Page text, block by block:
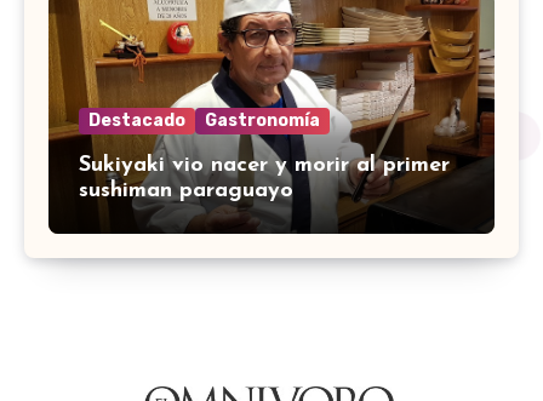
Destacado Gastronomía
Sukiyaki vio nacer y morir al primer
sushiman paraguayo